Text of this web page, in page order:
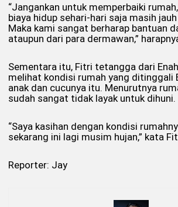
“Jangankan untuk memperbaiki
biaya hidup sehari-hari saja masih
Maka kami sangat berharap bantuan
ataupun dari para dermawan,”
Sementara itu, Fitri tetangga dari
melihat kondisi rumah yang ditinggali
anak dan cucunya itu. Menurutnya
sudah sangat tidak layak untuk dihuni.
“Saya kasihan dengan kondisi
sekarang ini lagi musim hujan,” kata
Reporter: Jay